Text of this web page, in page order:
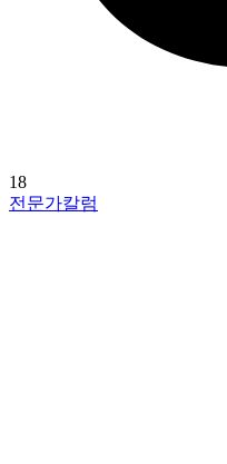
18
전문가칼럼